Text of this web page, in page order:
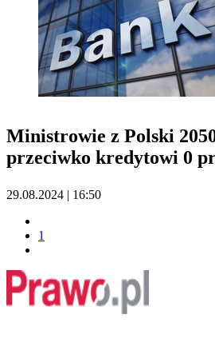
Ministrowie z Polski
przeciwko kredytowi 0
29.08.2024 | 16:50
1